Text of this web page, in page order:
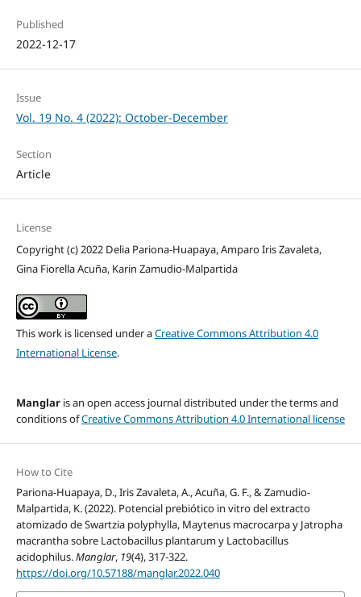
Published
2022-12-17
Issue
Vol. 19 No. 4 (2022): October-December
Section
Article
License
Copyright (c) 2022 Delia Pariona-Huapaya, Amparo Iris Zavaleta,
Gina Fiorella Acuña, Karin Zamudio-Malpartida
This work is licensed under aCreative Commons Attribution 4.0
International License.
Manglar is an open access journal distributed under the terms and
conditions ofCreative Commons Attribution 4.0 International license
How to Cite
Pariona-Huapaya, D., Iris Zavaleta, A., Acuña, G. F., & Zamudio-
Malpartida, K. (2022). Potencial prebiótico in vitro del extracto
atomizado de Swartzia polyphylla, Maytenus macrocarpa y Jatropha
macrantha sobre Lactobacillus plantarum y Lactobacillus
acidophilus.Manglar, 19(4), 317-322.
https://doi.org/10.57188/manglar.2022.040